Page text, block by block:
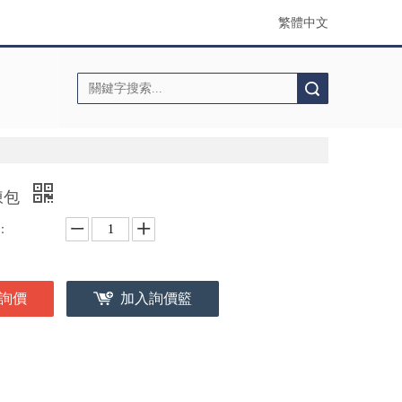
繁體中文
包
價 加入詢價籃